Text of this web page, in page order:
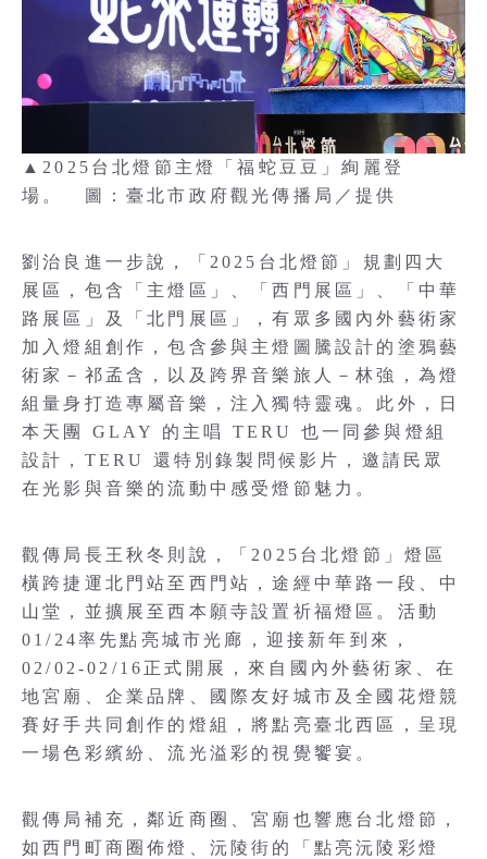
▲2025台北燈節主燈「福蛇豆豆」絢麗登
場。 圖：臺北市政府觀光傳播局／提供
劉治良進一步說，「2025台北燈節」規劃四大
展區，包含「主燈區」、「西門展區」、「中華
路展區」及「北門展區」，有眾多國內外藝術家
加入燈組創作，包含參與主燈圖騰設計的塗鴉藝
術家－祁孟含，以及跨界音樂旅人－林強，為燈
組量身打造專屬音樂，注入獨特靈魂。此外，日
本天團 GLAY 的主唱 TERU 也一同參與燈組
設計，TERU 還特別錄製問候影片，邀請民眾
在光影與音樂的流動中感受燈節魅力。
觀傳局長王秋冬則說，「2025台北燈節」燈區
橫跨捷運北門站至西門站，途經中華路一段、中
山堂，並擴展至西本願寺設置祈福燈區。活動
01/24率先點亮城市光廊，迎接新年到來，
02/02-02/16正式開展，來自國內外藝術家、在
地宮廟、企業品牌、國際友好城市及全國花燈競
賽好手共同創作的燈組，將點亮臺北西區，呈現
一場色彩繽紛、流光溢彩的視覺饗宴。
觀傳局補充，鄰近商圈、宮廟也響應台北燈節，
如西門町商圈佈燈、沅陵街的「點亮沅陵彩燈